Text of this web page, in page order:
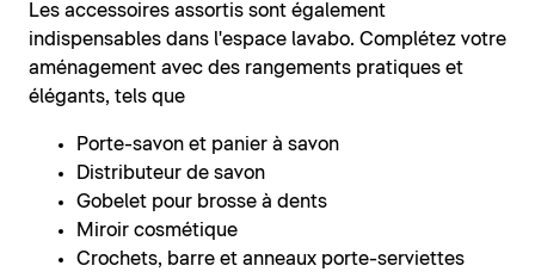
Les accessoires assortis sont également
indispensables dans l'espace lavabo. Complétez votre
aménagement avec des rangements pratiques et
élégants, tels que
Porte-savon et panier à savon
Distributeur de savon
Gobelet pour brosse à dents
Miroir cosmétique
Crochets, barre et anneaux porte-serviettes